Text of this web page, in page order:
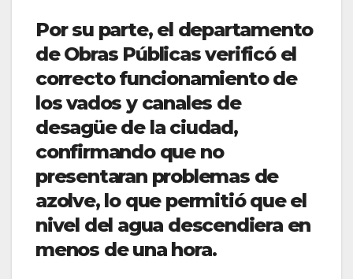
Por su parte, el departamento
de Obras Públicas verificó el
correcto funcionamiento de
los vados y canales de
desagüe de la ciudad,
confirmando que no
presentaran problemas de
azolve, lo que permitió que el
nivel del agua descendiera en
menos de una hora.